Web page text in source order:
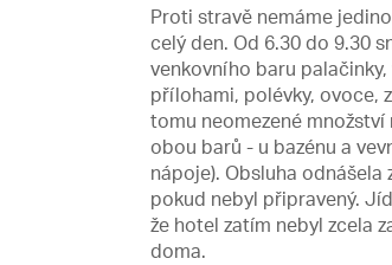
Proti stravě nemáme
celý den. Od 6.30 do 9.30
venkovního baru
přílohami, polévky, ovoce,
tomu neomezené množství
obou barů - u bazénu a
nápoje). Obsluha
pokud nebyl připravený.
že hotel zatím nebyl zcela
doma.